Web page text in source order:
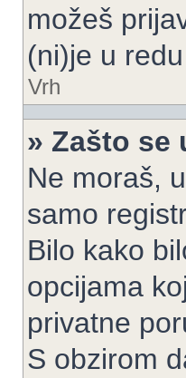
možeš
(ni)je u
Vrh
» Zašto se
Ne moraš,
samo
Bilo kako
opcijama
privatne
S obzirom